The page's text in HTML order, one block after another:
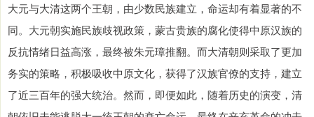
大元与大清这两个王朝，由少数民族建立，命运却有着显著的不
同。大元朝实施民族歧视政策，蒙古贵族的腐化使得中原汉族的
反抗情绪日益高涨，最终被朱元璋推翻。而大清朝则采取了更加
务实的策略，积极吸收中原文化，获得了汉族官僚的支持，建立
了近三百年的强大统治。然而，即便如此，随着历史的演变，清